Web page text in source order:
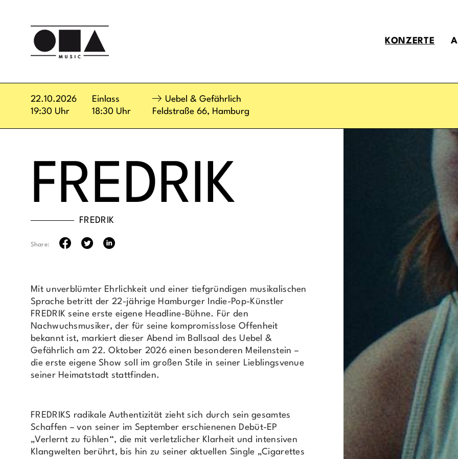
KONZERTE
22.10.2026
19:30 Uhr
Einlass
18:30 Uhr
Uebel & Gefährlich
Feldstraße 66, Hamburg
FREDRIK
FREDRIK
Share:
Mit unverblümter Ehrlichkeit und einer tiefgründigen musikalischen
Sprache betritt der 22-jährige Hamburger Indie-Pop-Künstler
FREDRIK seine erste eigene Headline-Bühne. Für den
Nachwuchsmusiker, der für seine kompromisslose Offenheit
bekannt ist, markiert dieser Abend im Ballsaal des Uebel &
Gefährlich am 22. Oktober 2026 einen besonderen Meilenstein –
die erste eigene Show soll im großen Stile in seiner Lieblingsvenue
seiner Heimatstadt stattfinden.
FREDRIKS radikale Authentizität zieht sich durch sein gesamtes
Schaffen – von seiner im September erschienenen Debüt-EP
„Verlernt zu fühlen“, die mit verletzlicher Klarheit und intensiven
Klangwelten berührt, bis hin zu seiner aktuellen Single „Cigarettes